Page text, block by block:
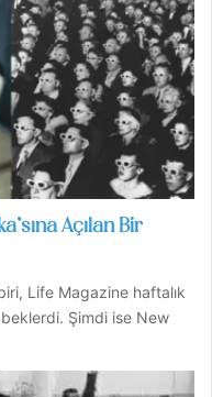
Açılan Bir
Life Magazine haftalık
beklerdi. Şimdi ise New